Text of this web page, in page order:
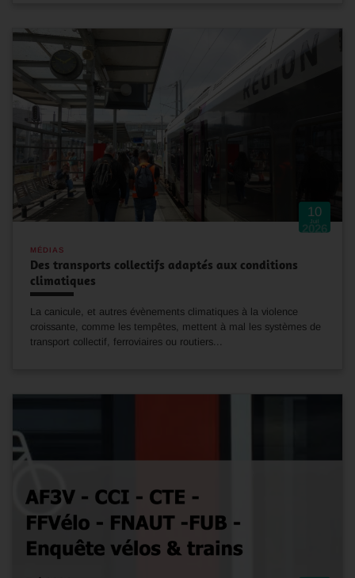
10
Juil
2026
MÉDIAS
Des transports collectifs adaptés aux conditions
climatiques
La canicule, et autres évènements climatiques à la violence
croissante, comme les tempêtes, mettent à mal les systèmes de
transport collectif, ferroviaires ou routiers...